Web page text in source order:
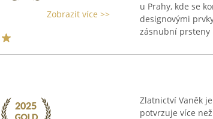
Zobrazit více >>
u Prahy, kde se
designovými
zásnubní prsteny
Zlatnictví Vaněk
potvrzuje více